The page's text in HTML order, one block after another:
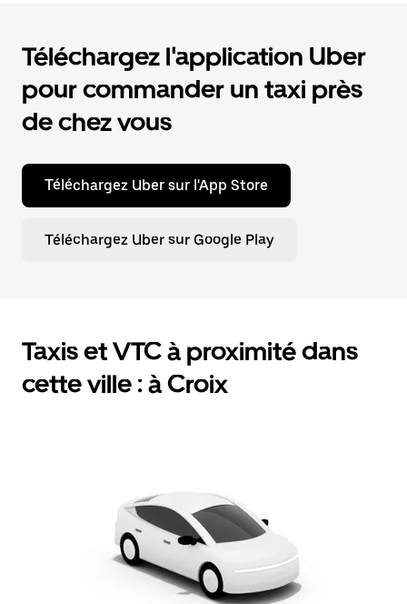
Téléchargez l'application Uber
pour commander un taxi près
de chez vous
Téléchargez Uber sur l'App Store
Téléchargez Uber sur Google Play
Taxis et VTC à proximité dans
cette ville : à Croix